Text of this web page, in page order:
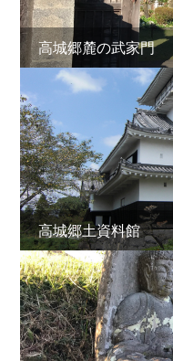
高城郷麓の武家門
高城郷土資料館